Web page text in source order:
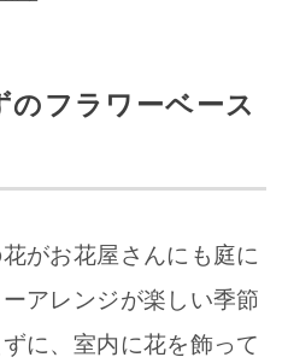
フラワーベース
がお花屋さんにも庭に
アレンジが楽しい季節
に、室内に花を飾って